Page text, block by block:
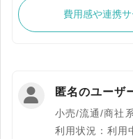
費用感や連携
匿名のユーザ
小売/流通/商社
利用状況：利用